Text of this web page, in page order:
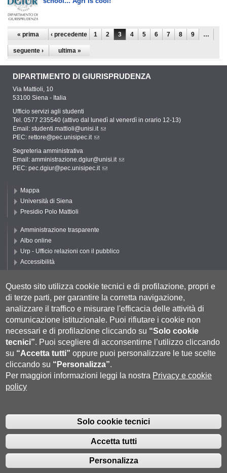
Pagine
« prima ‹ precedente 1 2 3 4 5 6 7 8 9 …
seguente › ultima »
DIPARTIMENTO DI GIURISPRUDENZA
Via Mattioli, 10
53100 Siena - Italia
Ufficio servizi agli studenti
Tel. 0577 235540 (attivo dal lunedì al venerdì in orario 12-13)
Email: studenti.mattioli@unisi.it
PEC: rettore@pec.unisipec.it
Segreteria amministrativa
Email: amministrazione.dgiur@unisi.it
PEC: pec.dgiur@pec.unisipec.it
Mappa
Università di Siena
Presidio Polo Mattioli
Amministrazione trasparente
Albo online
Urp - Ufficio relazioni con il pubblico
Accessibilità
Cookie settings
Segui UNISI
P.IVA 00273530527 | C.F. 80002070524 |Coordinate bancarie|Caselle
Pec: Posta Elettronica Certificata|Fatturazione Elettronica
- URP - Ufficio Relazioni con il Pubblico Tel.
0577 235555 (dal lunedì al venerdì dalle 9.30 alle 10.30)
Questo sito utilizza cookie tecnici e di profilazione, propri e
di terze parti, per garantire la corretta navigazione,
analizzare il traffico e misurare l'efficacia delle attività di
comunicazione istituzionale. Puoi rifiutare i cookie non
necessari e di profilazione cliccando su “Solo cookie
tecnici”. Puoi scegliere di acconsentirne l’utilizzo cliccando
su “Accetta tutti” oppure puoi personalizzare le tue scelte
cliccando su “Personalizza”.
Per maggiori informazioni leggi la nostra Privacy e cookie
policy
Solo cookie tecnici
Accetta tutti
Personalizza